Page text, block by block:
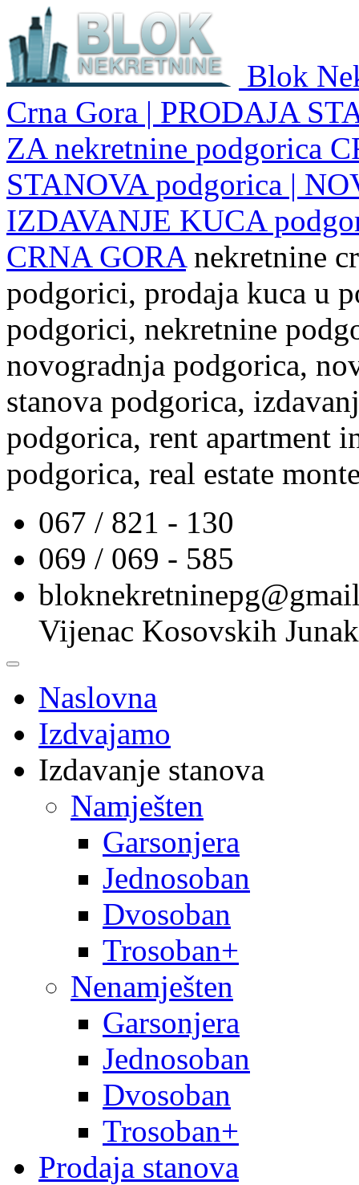
Blok
Crna Gora | PRODAJA
ZA nekretnine podgorica
STANOVA podgorica |
IZDAVANJE KUCA
CRNA GORA nekretnine
podgorici, prodaja kuca u
podgorici, nekretnine
novogradnja podgorica,
stanova podgorica,
podgorica, rent apartment
podgorica, real estate
067 / 821 - 130
069 / 069 - 585
Vijenac Kosovskih
Naslovna
Izdvajamo
Izdavanje stanova
Namješten
Garsonjera
Jednosoban
Dvosoban
Trosoban+
Nenamješten
Garsonjera
Jednosoban
Dvosoban
Trosoban+
Prodaja stanova